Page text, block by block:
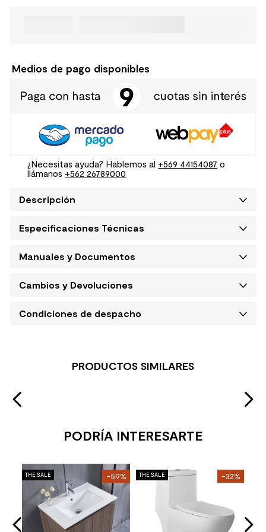
Medios de pago disponibles
¿Necesitas ayuda? Hablemos al +569 44154087 o
llámanos +562 26789000
Descripción
Especificaciones Técnicas
Manuales y Documentos
Cambios y Devoluciones
Condiciones de despacho
PRODUCTOS SIMILARES
PODRÍA INTERESARTE
THE SALE -59% THE SALE -32%